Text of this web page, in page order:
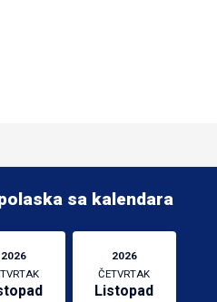
sa kalendara
2026
2026
ČETVRTAK
Listopad